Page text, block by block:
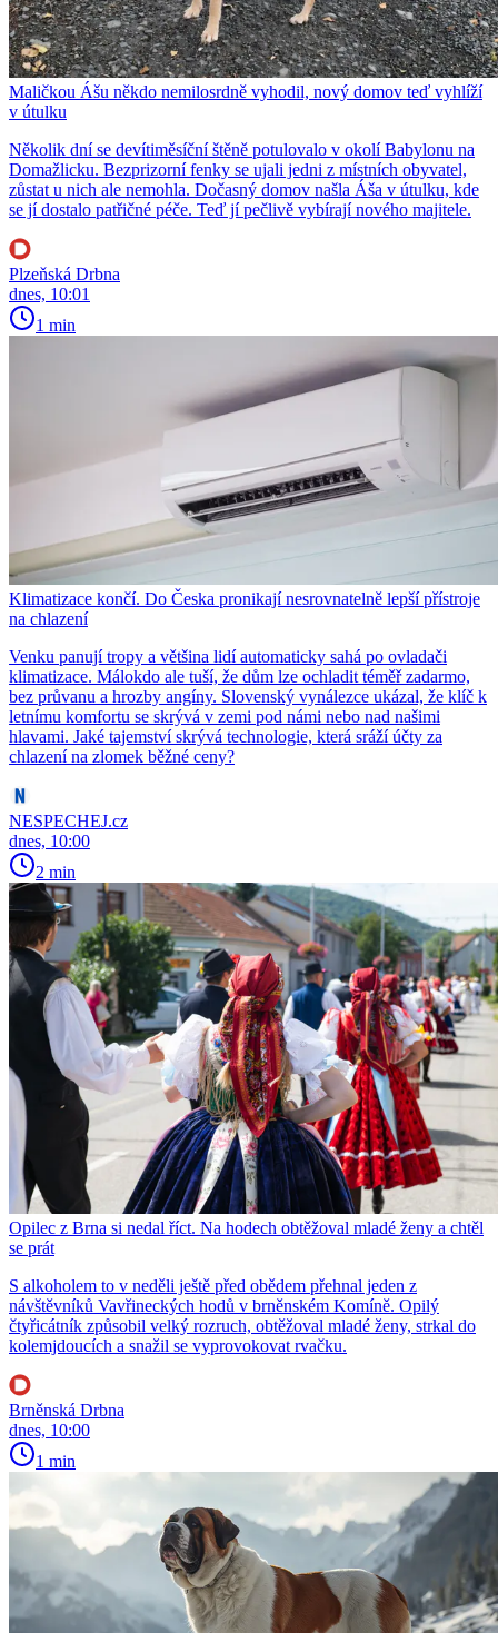
Maličkou Ášu někdo nemilosrdně vyhodil, nový domov teď vyhlíží
v útulku
Několik dní se devítiměsíční štěně potulovalo v okolí Babylonu na
Domažlicku. Bezprizorní fenky se ujali jedni z místních obyvatel,
zůstat u nich ale nemohla. Dočasný domov našla Áša v útulku, kde
se jí dostalo patřičné péče. Teď jí pečlivě vybírají nového majitele.
Plzeňská Drbna
dnes, 10:01
1 min
Klimatizace končí. Do Česka pronikají nesrovnatelně lepší přístroje
na chlazení
Venku panují tropy a většina lidí automaticky sahá po ovladači
klimatizace. Málokdo ale tuší, že dům lze ochladit téměř zadarmo,
bez průvanu a hrozby angíny. Slovenský vynálezce ukázal, že klíč k
letnímu komfortu se skrývá v zemi pod námi nebo nad našimi
hlavami. Jaké tajemství skrývá technologie, která sráží účty za
chlazení na zlomek běžné ceny?
NESPECHEJ.cz
dnes, 10:00
2 min
Opilec z Brna si nedal říct. Na hodech obtěžoval mladé ženy a chtěl
se prát
S alkoholem to v neděli ještě před obědem přehnal jeden z
návštěvníků Vavřineckých hodů v brněnském Komíně. Opilý
čtyřicátník způsobil velký rozruch, obtěžoval mladé ženy, strkal do
kolemjdoucích a snažil se vyprovokovat rvačku.
Brněnská Drbna
dnes, 10:00
1 min